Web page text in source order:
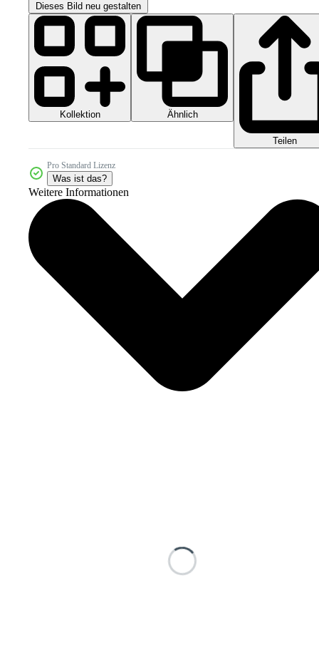
Dieses Bild neu gestalten
Kollektion Ähnlich
Teilen
Pro Standard Lizenz
Was ist das?
Weitere Informationen